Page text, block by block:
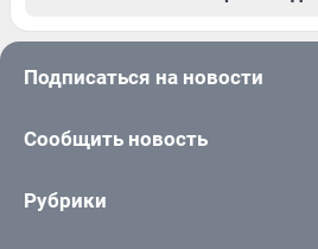
Подписаться на новости
Сообщить новость
Рубрики